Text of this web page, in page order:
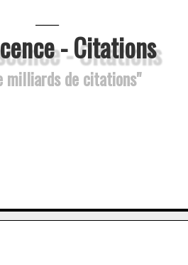
- Citations
milliards de citations"